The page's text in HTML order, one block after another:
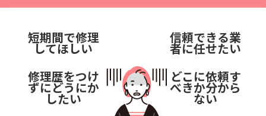
短期間で修理
してほしい
修理歴をつけ
ずにどうにか
したい
信頼できる業
者に任せたい
どこに依頼す
べきか分から
ない